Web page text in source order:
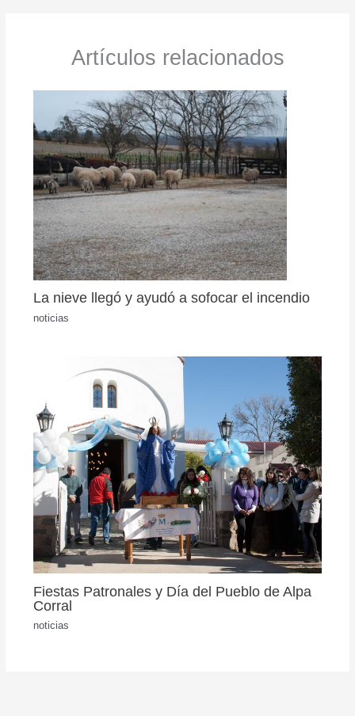
Artículos relacionados
La nieve llegó y ayudó a sofocar el incendio
noticias
Fiestas Patronales y Día del Pueblo de Alpa
Corral
noticias